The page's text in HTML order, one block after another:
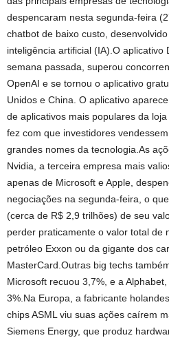
despencaram nesta segunda-feira
chatbot de baixo custo,
inteligência artificial (IA).O aplicativo
semana passada, superou
OpenAI e se tornou o aplicativo
Unidos e China. O aplicativo
de aplicativos mais populares da
fez com que investidores
grandes nomes da tecnologia.As
Nvidia, a terceira empresa mais
apenas de Microsoft e Apple,
negociações na segunda-feira, o
(cerca de R$ 2,9 trilhões) de seu
perder praticamente o valor total de
petróleo Exxon ou da gigante dos
MasterCard.Outras big techs
Microsoft recuou 3,7%, e a
3%.Na Europa, a fabricante
chips ASML viu suas ações caírem
Siemens Energy, que produz